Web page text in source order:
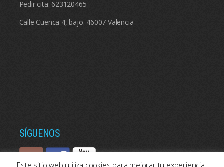
Pedir cita: 623120465
Calle Cuenca 4, bajo. 46007 Valencia
SÍGUENOS